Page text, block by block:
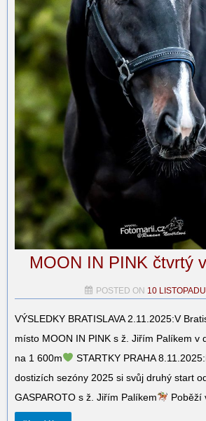
MOON IN PINK čtvrtý
POSTED ON 10
VÝSLEDKY BRATISLAVA 2.11.2025:V
místo MOON IN PINK s ž. Jiřím Palíkem v
na 1 600m
STARTKY PRAHA
dostizích sezóny 2025 si svůj druhý start
GASPAROTO s ž. Jiřím Palíkem
Poběží